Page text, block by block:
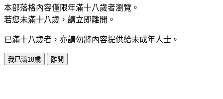
本部落格內容僅限年滿十八歲者瀏覽。
若您未滿十八歲，請立即離開。
已滿十八歲者，亦請勿將內容提供給未成年人士。
我已滿18歲 離開